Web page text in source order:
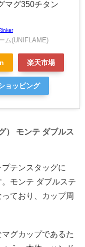
マグ350チタン
ム(UNIFLAME)
楽天市場
ョッピング
） モンテ ダブルス
テンスタッグに
モンテ ダブルステ
ており、カップ周
グカップであるた